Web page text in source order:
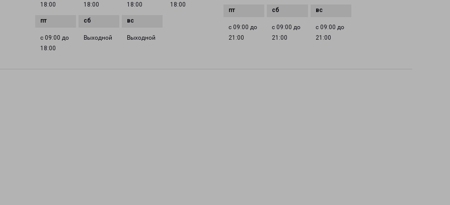
18:00
18:00
18:00
18:00
с 09:00 до
18:00
Выходной Выходной
с 09:00 до
21:00
с 09:00 до
21:00
с 09:00 до
21:00